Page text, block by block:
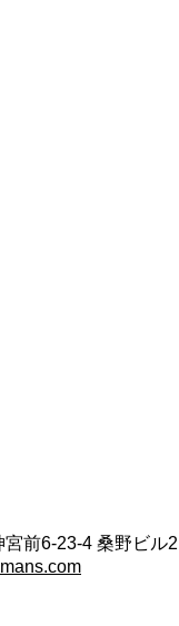
前6-23-4 桑野ビル2